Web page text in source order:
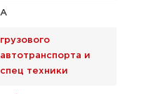
А
грузового
автотранспорта и
спец техники